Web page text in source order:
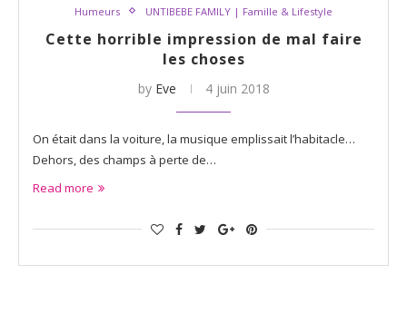
Humeurs UNTIBEBE FAMILY | Famille & Lifestyle
Cette horrible impression de mal faire
les choses
by Eve 4 juin 2018
On était dans la voiture, la musique emplissait l’habitacle…
Dehors, des champs à perte de…
Read more